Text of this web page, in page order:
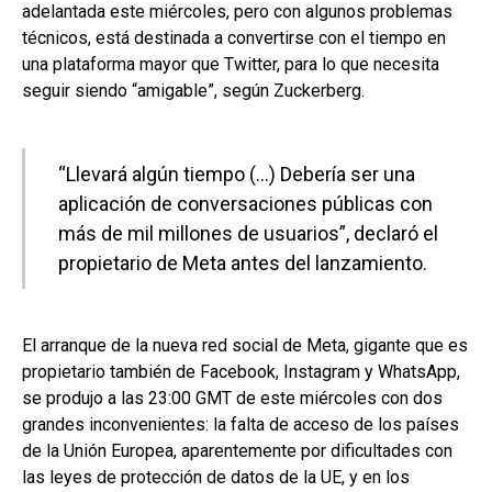
adelantada este miércoles, pero con algunos problemas
técnicos, está destinada a convertirse con el tiempo en
una plataforma mayor que Twitter, para lo que necesita
seguir siendo “amigable”, según Zuckerberg.
“Llevará algún tiempo (…) Debería ser una
aplicación de conversaciones públicas con
más de mil millones de usuarios”, declaró el
propietario de Meta antes del lanzamiento.
El arranque de la nueva red social de Meta, gigante que es
propietario también de Facebook, Instagram y WhatsApp,
se produjo a las 23:00 GMT de este miércoles con dos
grandes inconvenientes: la falta de acceso de los países
de la Unión Europea, aparentemente por dificultades con
las leyes de protección de datos de la UE, y en los